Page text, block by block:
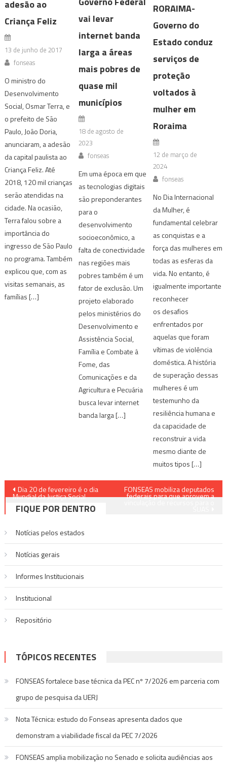
adesão ao
Criança Feliz
13 de junho de 2017
fonseas
O ministro do
Desenvolvimento
Social, Osmar Terra, e
o prefeito de São
Paulo, João Doria,
anunciaram, a adesão
da capital paulista ao
Criança Feliz. Até
2018, 120 mil crianças
serão atendidas na
cidade. Na ocasião,
Terra falou sobre a
importância do
ingresso de São Paulo
no programa. Também
explicou que, com as
visitas semanais, as
famílias […]
vai levar
internet banda
larga a áreas
mais pobres de
quase mil
municípios
18 de agosto de
2023
fonseas
Em uma época em que
as tecnologias digitais
são preponderantes
para o
desenvolvimento
socioeconômico, a
falta de conectividade
nas regiões mais
pobres também é um
fator de exclusão. Um
projeto elaborado
pelos ministérios do
Desenvolvimento e
Assistência Social,
Família e Combate à
Fome, das
Comunicações e da
Agricultura e Pecuária
busca levar internet
banda larga […]
RORAIMA-
Governo do
Estado conduz
serviços de
proteção
voltados à
mulher em
Roraima
12 de março de
2024
fonseas
No Dia Internacional
da Mulher, é
fundamental celebrar
as conquistas e a
força das mulheres em
todas as esferas da
vida. No entanto, é
igualmente importante
reconhecer
os desafios
enfrentados por
aquelas que foram
vítimas de violência
doméstica. A história
de superação dessas
mulheres é um
testemunho da
resiliência humana e
da capacidade de
reconstruir a vida
mesmo diante de
muitos tipos […]
Navegação
de
Post
Dia 20 de fevereiro é o dia
Mundial da Justiça Social
FONSEAS mobiliza deputados
federais para que aprovem a
FIQUE POR DENTRO
Notícias pelos estados
Notí­cias gerais
Informes Institucionais
Institucional
Repositório
TÓPICOS RECENTES
FONSEAS fortalece base técnica da PEC nº 7/2026 em parceria com
grupo de pesquisa da UERJ
Nota Técnica: estudo do Fonseas apresenta dados que
demonstram a viabilidade fiscal da PEC 7/2026
FONSEAS amplia mobilização no Senado e solicita audiências aos